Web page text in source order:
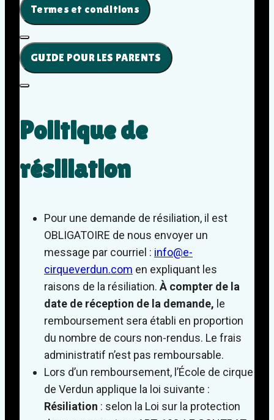
Termes et conditions
GUIDE POUR LES PARENTS
Politique de
résiliation
Pour une demande de résiliation, il est
OBLIGATOIRE de nous envoyer un
message par courriel : info@e-
cirqueverdun.com en expliquant les
raisons de la résiliation. À compter de la
date de réception de la demande, le
remboursement sera établi en proportion
du nombre de cours non-rendus. Le frais
administratif n’est pas remboursable.
Lors d’un remboursement, l’École de cirque
de Verdun applique la loi suivante :
Résiliation : selon la Loi sur la protection